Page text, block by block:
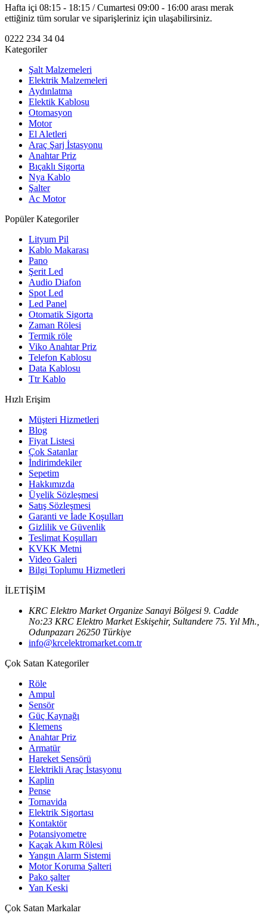
Hafta içi 08:15 - 18:15 / Cumartesi 09:00 - 16:00 arası merak
ettiğiniz tüm sorular ve siparişleriniz için ulaşabilirsiniz.
0222 234 34 04
Kategoriler
Şalt Malzemeleri
Elektrik Malzemeleri
Aydınlatma
Elektik Kablosu
Otomasyon
Motor
El Aletleri
Araç Şarj İstasyonu
Anahtar Priz
Bıçaklı Sigorta
Nya Kablo
Şalter
Ac Motor
Popüler Kategoriler
Lityum Pil
Kablo Makarası
Pano
Şerit Led
Audio Diafon
Spot Led
Led Panel
Otomatik Sigorta
Zaman Rölesi
Termik röle
Viko Anahtar Priz
Telefon Kablosu
Data Kablosu
Ttr Kablo
Hızlı Erişim
Müşteri Hizmetleri
Blog
Fiyat Listesi
Çok Satanlar
İndirimdekiler
Sepetim
Hakkımızda
Üyelik Sözleşmesi
Satış Sözleşmesi
Garanti ve İade Koşulları
Gizlilik ve Güvenlik
Teslimat Koşulları
KVKK Metni
Video Galeri
Bilgi Toplumu Hizmetleri
İLETİŞİM
KRC Elektro Market Organize Sanayi Bölgesi 9. Cadde
No:23 KRC Elektro Market Eskişehir, Sultandere 75. Yıl Mh.,
Odunpazarı 26250 Türkiye
info@krcelektromarket.com.tr
Çok Satan Kategoriler
Röle
Ampul
Sensör
Güç Kaynağı
Klemens
Anahtar Priz
Armatür
Hareket Sensörü
Elektrikli Araç İstasyonu
Kaplin
Pense
Tornavida
Elektrik Sigortası
Kontaktör
Potansiyometre
Kaçak Akım Rölesi
Yangın Alarm Sistemi
Motor Koruma Şalteri
Pako şalter
Yan Keski
Çok Satan Markalar